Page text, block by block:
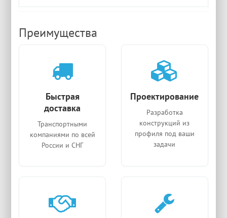
Преимущества
Быстрая
доставка
Транспортными
компаниями по всей
России и СНГ
Проектирование
Разработка
конструкций из
профиля под ваши
задачи